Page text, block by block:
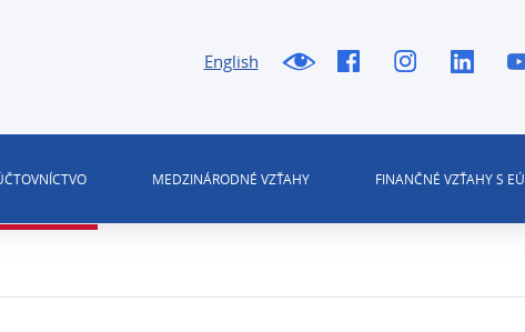
English
MEDZINÁRODNÉ VZŤAHY FINANČNÉ VZŤAHY S EÚ